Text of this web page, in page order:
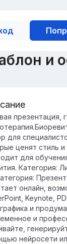
и
в
и
омоложения
введение
для улучшения
улучшению её
стимулируют
презентация,
для
ценят стиль и
для
Категория:
онлайн,
Keynote,
и
и
нейросети